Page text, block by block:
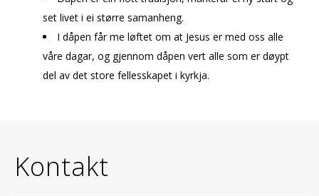
set livet i ei større samanheng.
I dåpen får me løftet om at Jesus er med oss alle
våre dagar, og gjennom dåpen vert alle som er døypt
del av det store fellesskapet i kyrkja.
Kontakt